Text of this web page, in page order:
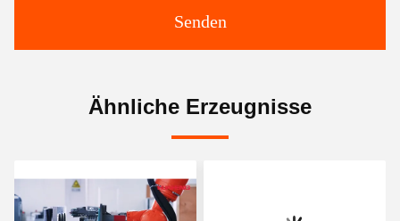
Senden
Ähnliche Erzeugnisse